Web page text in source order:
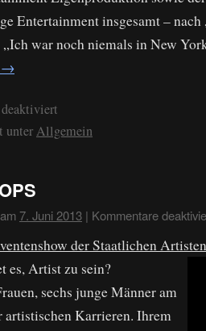
Entertainment insgesamt –
war noch niemals in New
→
unterAllgemein
7. Juni 2013 | Kommentare
der Staatlichen
es, Artist zu sein?
sechs junge Männer am
artistischen Karrieren. Ihrem